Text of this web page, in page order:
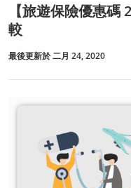
【旅遊保險優惠
較
最後更新於 二月 24, 2020